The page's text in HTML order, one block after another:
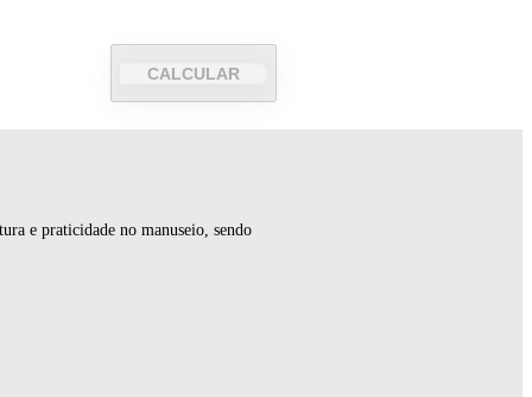
CALCULAR
e praticidade no manuseio, sendo